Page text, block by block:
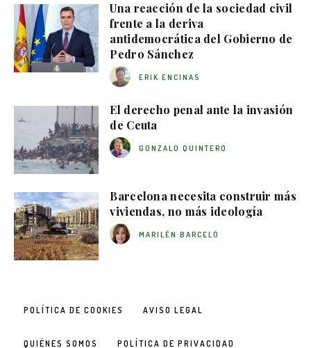
Una reacción de la sociedad civil
frente a la deriva
antidemocrática del Gobierno de
Pedro Sánchez
ERIK ENCINAS
El derecho penal ante la invasión
de Ceuta
GONZALO QUINTERO
Barcelona necesita construir más
viviendas, no más ideología
MARILÉN BARCELÓ
POLÍTICA DE COOKIES AVISO LEGAL
QUIÉNES SOMOS POLÍTICA DE PRIVACIDAD